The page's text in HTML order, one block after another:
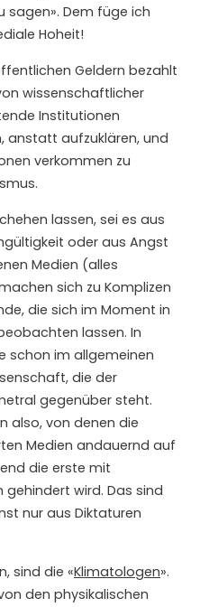
sagen». Dem füge ich
Hoheit!
Geldern bezahlt
wissenschaftlicher
Institutionen
anstatt aufzuklären, und
verkommen zu
lassen, sei es aus
oder aus Angst
Medien (alles
sich zu Komplizen
die sich im Moment in
lassen. In
schon im allgemeinen
die der
gegenüber steht.
also, von denen die
Medien andauernd auf
die erste mit
wird. Das sind
nur aus Diktaturen
sind die «Klimatologen».
den physikalischen